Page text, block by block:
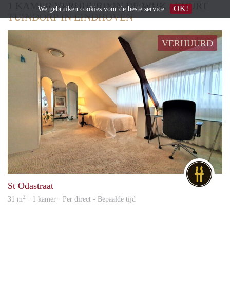
1 KAMER VERHUURD IN DE WIJK / BUURT
TUINDORP IN EINDHOVEN
VERHUURD
DG
St Odastraat
31 m2 · 1 kamer · Per direct - Bepaalde tijd
We gebruiken cookies voor de beste service OK!